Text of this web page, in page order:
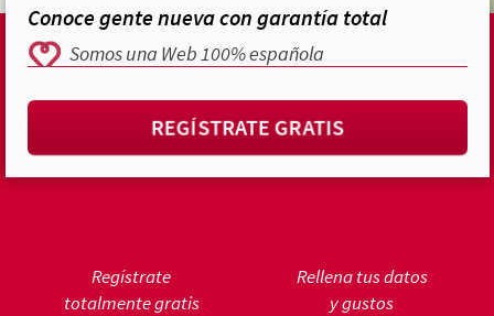
Conoce gente nueva con garantía total
Somos una Web 100% española
REGÍSTRATE GRATIS
Regístrate
totalmente gratis
Rellena tus datos
y gustos